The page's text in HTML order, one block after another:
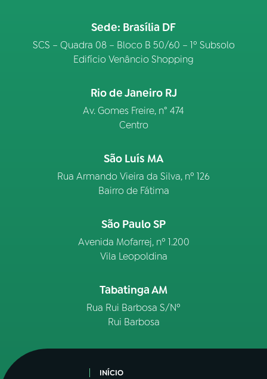
Sede: Brasília DF
SCS – Quadra 08 – Bloco B 50/60 – 1º Subsolo
Edifício Venâncio Shopping
Rio de Janeiro RJ
Av. Gomes Freire, n° 474
Centro
São Luís MA
Rua Armando Vieira da Silva, nº 126
Bairro de Fátima
São Paulo SP
Avenida Mofarrej, nº 1.200
Vila Leopoldina
Tabatinga AM
Rua Rui Barbosa S/Nº
Rui Barbosa
INÍCIO